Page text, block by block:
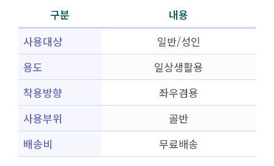
구분
내용
사용대상
일반/성인
용도
일상생활용
착용방향
좌우겸용
사용부위
골반
배송비
무료배송